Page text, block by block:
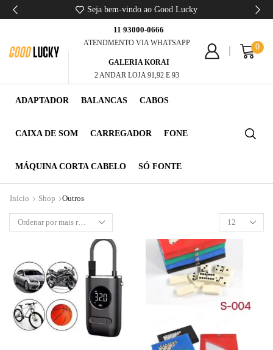
Seja bem-vindo ao Good Lucky
11 93000-0666
ATENDMENTO VIA WHATSAPP
GALERIA KORAI
2 ANDAR LOJA 91,92 E 93
0
ADAPTADOR BALANCAS CABOS
CAIXA DE SOM CARREGADOR FONE
MÁQUINA CORTA CABELO SÓ FONTE
Início Shop Outros